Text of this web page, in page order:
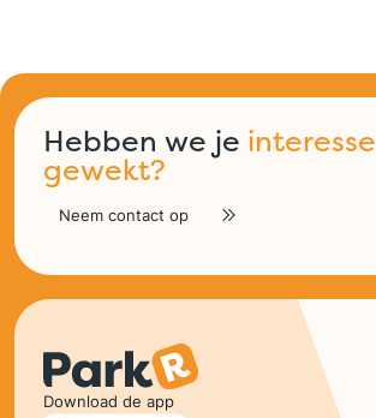
Hebben we je interesse
gewekt?
Neem contact op
Download de app